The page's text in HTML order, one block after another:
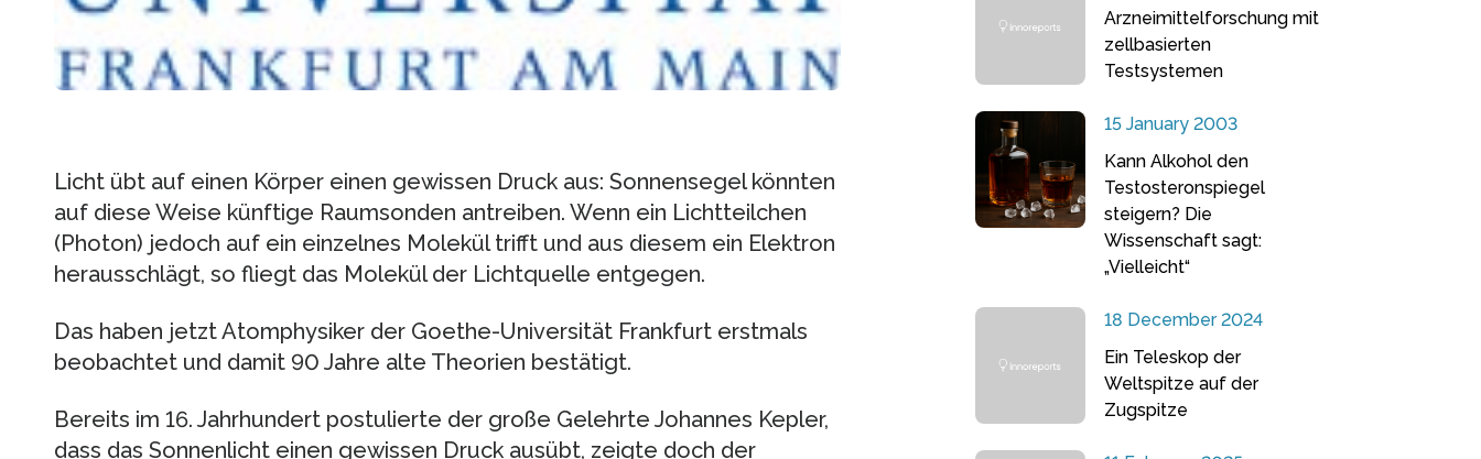
Licht übt auf einen Körper einen gewissen Druck aus: Sonnensegel könnten
auf diese Weise künftige Raumsonden antreiben. Wenn ein Lichtteilchen
(Photon) jedoch auf ein einzelnes Molekül trifft und aus diesem ein Elektron
herausschlägt, so fliegt das Molekül der Lichtquelle entgegen.
Das haben jetzt Atomphysiker der Goethe-Universität Frankfurt erstmals
beobachtet und damit 90 Jahre alte Theorien bestätigt.
Bereits im 16. Jahrhundert postulierte der große Gelehrte Johannes Kepler,
dass das Sonnenlicht einen gewissen Druck ausübt, zeigte doch der
Arzneimittelforschung mit
zellbasierten
Testsystemen
15 January 2003
Kann Alkohol den
Testosteronspiegel
steigern? Die
Wissenschaft sagt:
„Vielleicht“
18 December 2024
Ein Teleskop der
Weltspitze auf der
Zugspitze